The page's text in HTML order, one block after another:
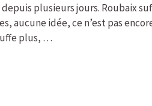
plusieurs jours. Roubaix
aucune idée, ce n’est pas
plus, …